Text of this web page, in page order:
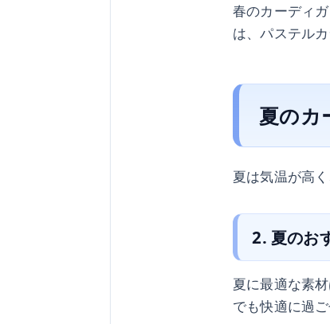
春のカーディ
は、パステル
夏のカ
夏は気温が高
2. 夏のお
夏に最適な素
でも快適に過ご